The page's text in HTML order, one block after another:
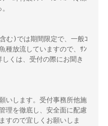
む)では期間限定で、一般ｺ
種放流していますので、ｻﾝ
くは、受付の際にお聞き
いします。受付事務所他施
理を徹底し、安全面に配慮
すので宜しくお願いしま